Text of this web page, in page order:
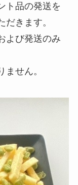
ト品の発送を
きます。
よび発送のみ
せん。